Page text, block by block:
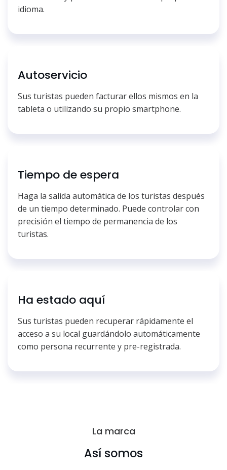
idioma.
Autoservicio
Sus turistas pueden facturar ellos mismos en la
tableta o utilizando su propio smartphone.
Tiempo de espera
Haga la salida automática de los turistas después
de un tiempo determinado. Puede controlar con
precisión el tiempo de permanencia de los
turistas.
Ha estado aquí
Sus turistas pueden recuperar rápidamente el
acceso a su local guardándolo automáticamente
como persona recurrente y pre-registrada.
La marca
Así somos